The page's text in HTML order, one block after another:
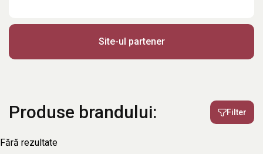
colaborează cu furnizori atent selecționați, iar
fiecare etapă este verificată în laboratorul propriu.
fiind asociată cu seriozitate, stabilitate și un raport
echilibrat între calitate și valoare.
Site-ul partener
Produse brandului: Filter
Fără rezultate